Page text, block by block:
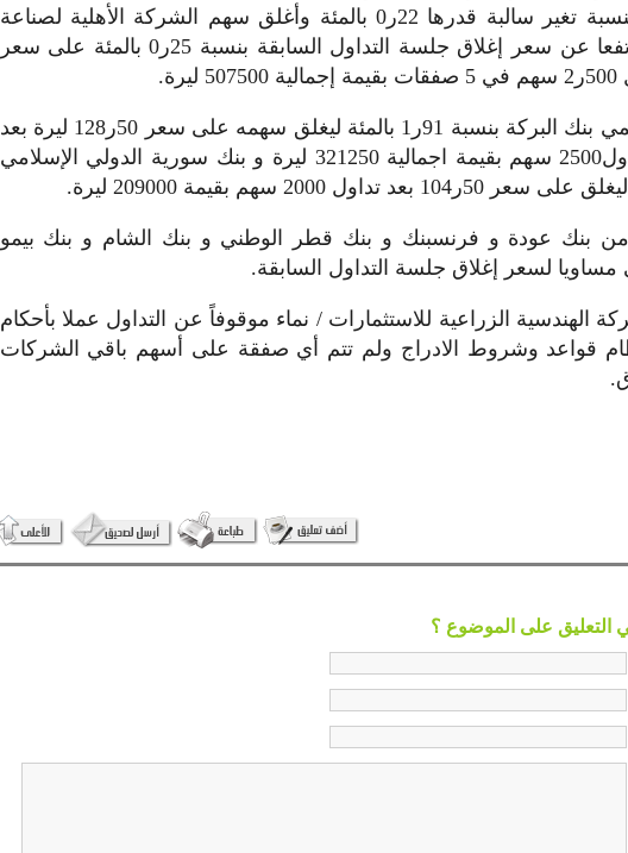
71ر1258 نقطة وبنسبة تغير سالبة قدرها 22ر0 بالمئة وأغلق سهم الشركة الأهلية لصناعة
الزيوت النباتية مرتفعا عن سعر إغلاق جلسة التداول السابقة بنسبة 25ر0 بالمئة على سعر
وانخفض سعر سهمي بنك البركة بنسبة 91ر1 بالمئة ليغلق سهمه على سعر 50ر128 ليرة بعد
تنفيذ صفقتين وتداول2500 سهم بقيمة اجمالية 321250 ليرة و بنك سورية الدولي الإسلامي
بنك عودة و فرنسبنك و بنك قطر الوطني و بنك الشام و بنك بيمو
لسعر إغلاق جلسة التداول السابقة.
الهندسية الزراعية للاستثمارات / نماء موقوفاً عن التداول عملا بأحكام
من نظام قواعد وشروط الادراج ولم تتم أي صفقة على أسهم باقي الشركات